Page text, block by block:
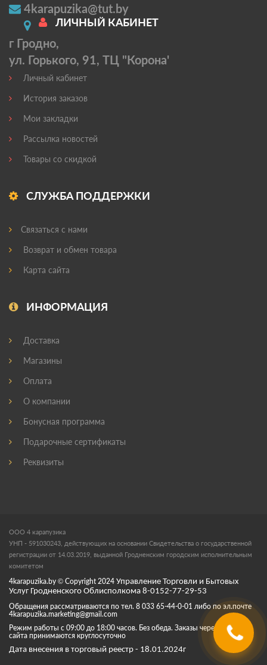
4karapuzika@tut.by
г Гродно,
ул. Горького, 91, ТЦ "Корона'
ЛИЧНЫЙ КАБИНЕТ
Личный кабинет
История заказов
Мои закладки
Рассылка новостей
Товары со скидкой
СЛУЖБА ПОДДЕРЖКИ
Связаться с нами
Возврат и обмен товара
Карта сайта
ИНФОРМАЦИЯ
Доставка
Магазины
Оплата
О компании
Бонусная программа
Подарочные сертификаты
Реквизиты
ООО 4 карапузика
УНП - 591030243, действующих на основании Свидетельства о государственной
регистрации от 14.03.2019, выданной Гродненским городским исполнительным
комитетом
4karapuzika.by © Copyright 2024 Управление Торговли и Бытовых
Услуг Гродненского Облисполкома 8-0152-77-29-53
Обращения рассматриваются по тел. 8 033 65-44-0-01 либо по эл.почте
4karapuzika.marketing@gmail.com
Режим работы с 09:00 до 18:00 часов. Без обеда. Заказы через корзину
сайта принимаются круглосуточно
Дата внесения в торговый реестр - 18.01.2024г